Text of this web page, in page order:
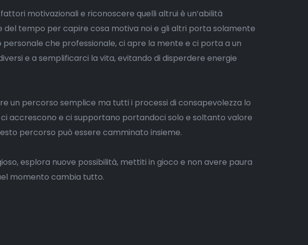
motivazionali e riconoscere quelli altrui è un’abilità
del tempo per capire cosa motiva noi e gli altri porta solamente
personale che professionale, ci apre la mente e ci porta a un
e a semplificarci la vita, evitando di disperdere energie
un percorso semplice ma tutti i processi di consapevolezza lo
accrescono e ci supportano portandoci solo e soltanto valore
percorso può essere camminato insieme.
esplora nuove possibilità, mettiti in gioco e non avere paura
momento cambia tutto.